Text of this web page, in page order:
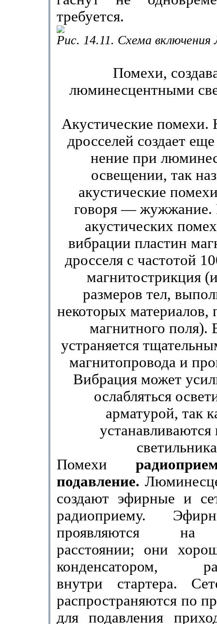
требуется.
Рис. 14.11. Схема
Помехи,
люминесцентными
Акустические помехи.
дросселей создает
нение при
освещении, так
акустические
говоря — жужжание.
акустических
вибрации пластин
дросселя с частотой
магнитострикция
размеров тел,
некоторых ма­териалов,
магнитного поля).
устраняется
магнитопровода и
Вибрация может
ослабляться
арматурой, так
устанавливаются
Помехи
подавление.
создают эфирные и
радиоприему.
проявляются на
расстоянии; они
конденсатором,
внутри стартера.
распространяются по
для подавления